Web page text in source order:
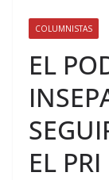
COLUMNISTAS
EL
EL PRI